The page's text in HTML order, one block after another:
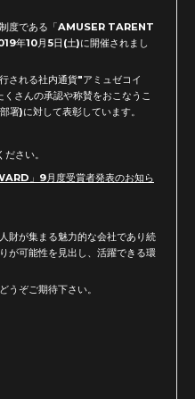
制度である「AMUSER TARENT
年10月5日(土)に開催されまし
される社内通貨"アミュゼコイ
さんの承認や称賛をおこなうこ
署)に対して表彰しています。
さい。
」9月度受賞者発表のお知ら
財が集まる魅力的な会社であり続
が可能性を見出し、活躍できる環
ぞご期待下さい。